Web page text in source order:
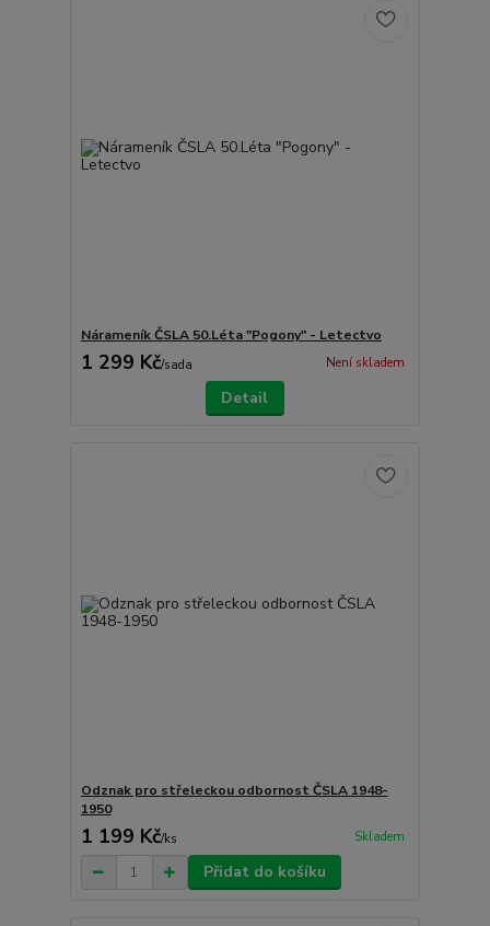
Nárameník ČSLA 50.Léta "Pogony" - Letectvo
1 299 Kč/sada Není skladem
Detail
Odznak pro střeleckou odbornost ČSLA 1948-
1950
1 199 Kč/ks Skladem
Přidat do košíku